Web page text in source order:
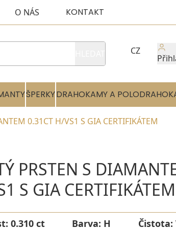
O NÁS KONTAKT
CZ
ŠPERKYDRAHOKAMY A
0.31CT H/VS1 S GIA CERTIFIKÁTEM
PRSTEN S
S GIA CERTIFIKÁTEM
0.310 ct Barva: H Čistota: